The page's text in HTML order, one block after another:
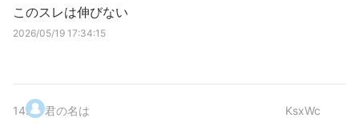
このスレは伸びない
2026/05/19 17:34:15
14. 君の名は KsxWc